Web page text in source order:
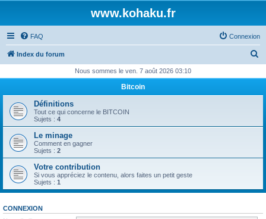
www.kohaku.fr
FAQ Connexion
Index du forum
h
r
Nous sommes le ven. 7 août 2026 03:10
Bitcoin
Définitions
Tout ce qui concerne le BITCOIN
Sujets : 4
Le minage
Comment en gagner
Sujets : 2
Votre contribution
Si vous appréciez le contenu, alors faites un petit geste
Sujets : 1
CONNEXION